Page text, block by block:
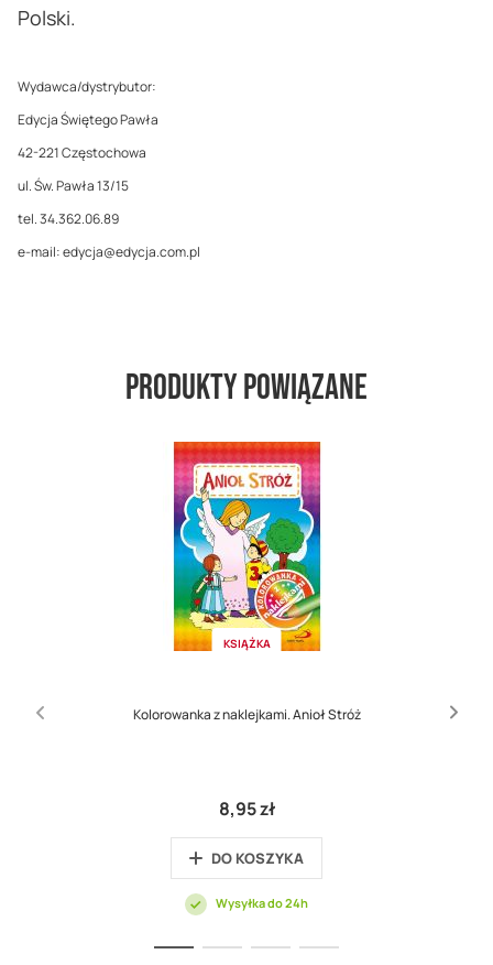
Polski.
Wydawca/dystrybutor:
Edycja Świętego Pawła
42-221 Częstochowa
ul. Św. Pawła 13/15
tel. 34.362.06.89
e-mail: edycja@edycja.com.pl
Produkty powiązane
KSIĄŻKA
Kolorowanka z naklejkami. Anioł Stróż
8,95 zł
DO KOSZYKA
Wysyłka do 24h